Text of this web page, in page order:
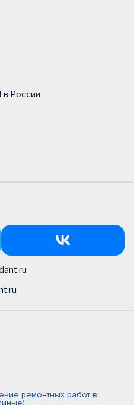
России
ремонтных работ в